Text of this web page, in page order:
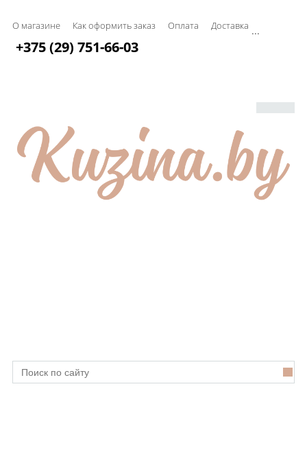
О магазине Как оформить заказ Оплата Доставка ...
+375 (29) 751-66-03